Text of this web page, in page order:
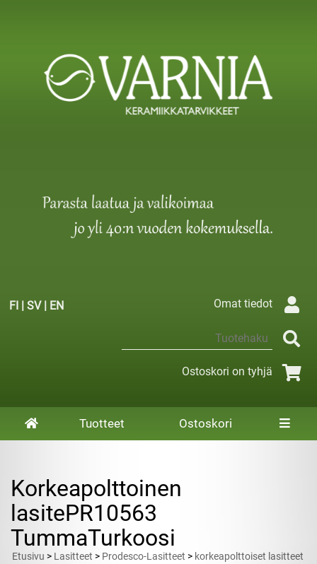
FI | SV| EN Omat tiedot
Ostoskori on tyhjä
Tuotteet Ostoskori
Korkeapolttoinen
lasitePR10563
TummaTurkoosi
Etusivu > Lasitteet > Prodesco-Lasitteet > korkeapolttoiset lasitteet